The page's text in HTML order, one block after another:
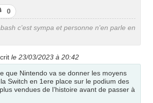
J’aime
pas
0
c'est sympa et personne n'en parle en
le 23/03/2023 à 20:42
que Nintendo va se donner les moyens
Switch en 1ere place sur le podium des
vendues de l’histoire avant de passer à